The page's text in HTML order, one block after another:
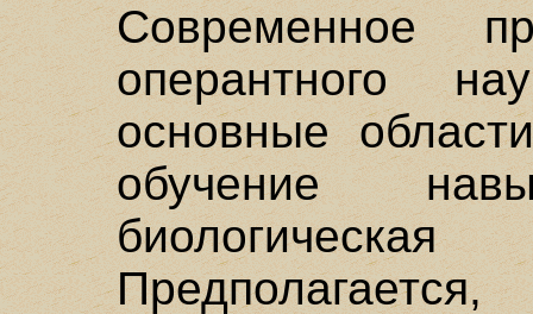
Современное
оперантного
основные
обучение